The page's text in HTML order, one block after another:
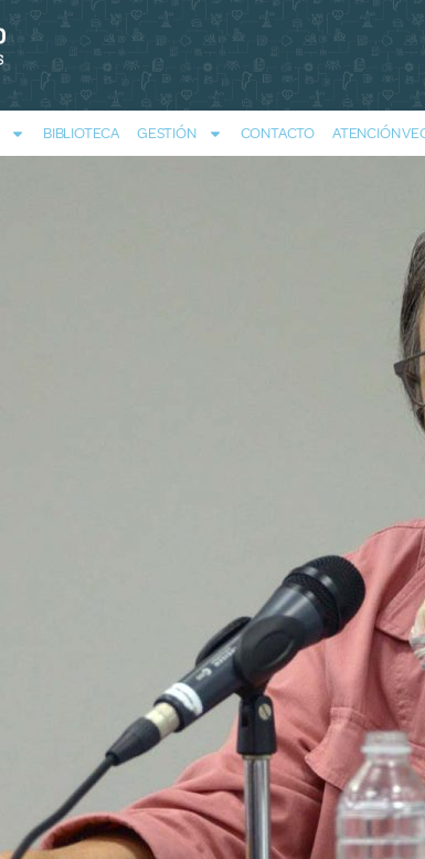
BIBLIOTECA GESTIÓN CONTACTO ATENCIÓN